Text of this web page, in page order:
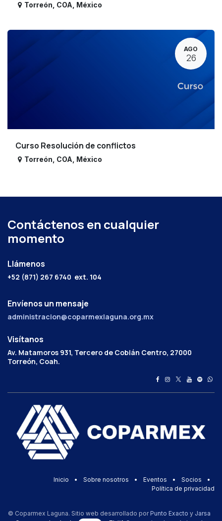
Torreón COA México
AGO
26
Curso Resolución de conflictos
Torreón COA México
Contáctenos en cualquier
momento
Llámenos
+52 (871) 267 6740 ext. 104
Envíenos un mensaje
administracion@coparmexlaguna.org.mx
Visítanos
Av. Matamoros 931, Tercero de Cobián Centro, 27000
Torreón, Coah.
Inicio • Sobre nosotros • Eventos • Socios
•
Política de privacidad
© Coparmex Laguna. Sitio web desarrollado por Punto Exacto y Jarsa